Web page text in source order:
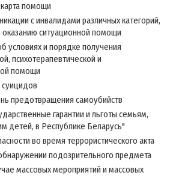
помощи
с инвалидами различных категорий,
оказанию ситуационной помощи
условиях и порядке получения
психотерапевтической и
помощи
предотвращения самоубийств
гарантии и льготы семьям,
детей, в Республике Беларусь"
во время террористического акта
подозрительного предмета
массовых мероприятий и массовых